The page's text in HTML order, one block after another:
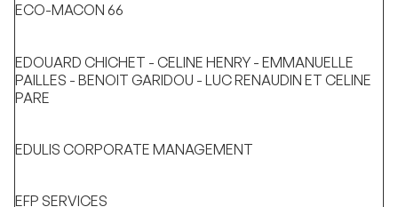
ECO-MACON 66
EDOUARD CHICHET - CELINE HENRY - EMMANUELLE
PAILLES - BENOIT GARIDOU - LUC RENAUDIN ET CELINE
PARE
EDULIS CORPORATE MANAGEMENT
EFP SERVICES